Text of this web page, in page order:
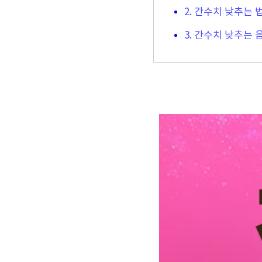
2. 간수치 낮추는
3. 간수치 낮추는